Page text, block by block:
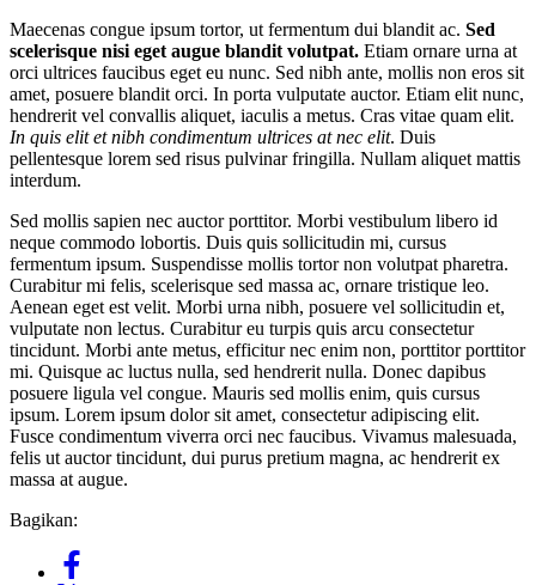
Maecenas congue ipsum tortor, ut fermentum dui blandit ac. Sed
scelerisque nisi eget augue blandit volutpat. Etiam ornare urna at
orci ultrices faucibus eget eu nunc. Sed nibh ante, mollis non eros sit
amet, posuere blandit orci. In porta vulputate auctor. Etiam elit nunc,
hendrerit vel convallis aliquet, iaculis a metus. Cras vitae quam elit.
In quis elit et nibh condimentum ultrices at nec elit. Duis
pellentesque lorem sed risus pulvinar fringilla. Nullam aliquet mattis
interdum.
Sed mollis sapien nec auctor porttitor. Morbi vestibulum libero id
neque commodo lobortis. Duis quis sollicitudin mi, cursus
fermentum ipsum. Suspendisse mollis tortor non volutpat pharetra.
Curabitur mi felis, scelerisque sed massa ac, ornare tristique leo.
Aenean eget est velit. Morbi urna nibh, posuere vel sollicitudin et,
vulputate non lectus. Curabitur eu turpis quis arcu consectetur
tincidunt. Morbi ante metus, efficitur nec enim non, porttitor porttitor
mi. Quisque ac luctus nulla, sed hendrerit nulla. Donec dapibus
posuere ligula vel congue. Mauris sed mollis enim, quis cursus
ipsum. Lorem ipsum dolor sit amet, consectetur adipiscing elit.
Fusce condimentum viverra orci nec faucibus. Vivamus malesuada,
felis ut auctor tincidunt, dui purus pretium magna, ac hendrerit ex
massa at augue.
Bagikan: